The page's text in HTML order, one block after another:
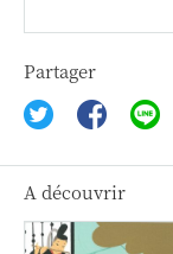
Partager
A découvrir